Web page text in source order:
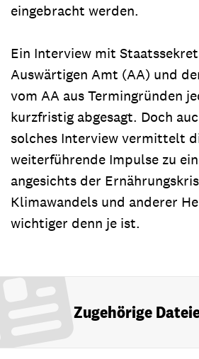
eingebracht werden.
Ein Interview mit
Auswärtigen Amt (AA) und
vom AA aus Termingründen
kurzfristig abgesagt. Doch
solches Interview vermittelt
weiterführende Impulse zu
angesichts der
Klimawandels und anderer
wichtiger denn je ist.
Zugehörige